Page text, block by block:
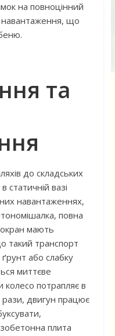
на повноцінний
навантаження, що
та
до складських
статичній вазі
навантаженнях,
повна
мають
такий транспорт
або слабку
миттєве
колесо потрапляє в
рази, двигун працює
плита